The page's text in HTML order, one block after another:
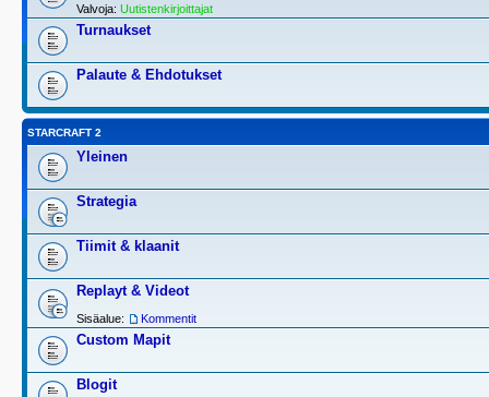
Valvoja: Uutistenkirjoittajat
Turnaukset
Palaute & Ehdotukset
STARCRAFT 2
Yleinen
Strategia
Tiimit & klaanit
Replayt & Videot
Sisäalue: Kommentit
Custom Mapit
Blogit